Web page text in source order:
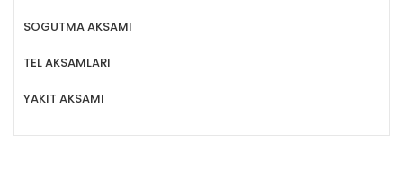
SOGUTMA AKSAMI
TEL AKSAMLARI
YAKIT AKSAMI